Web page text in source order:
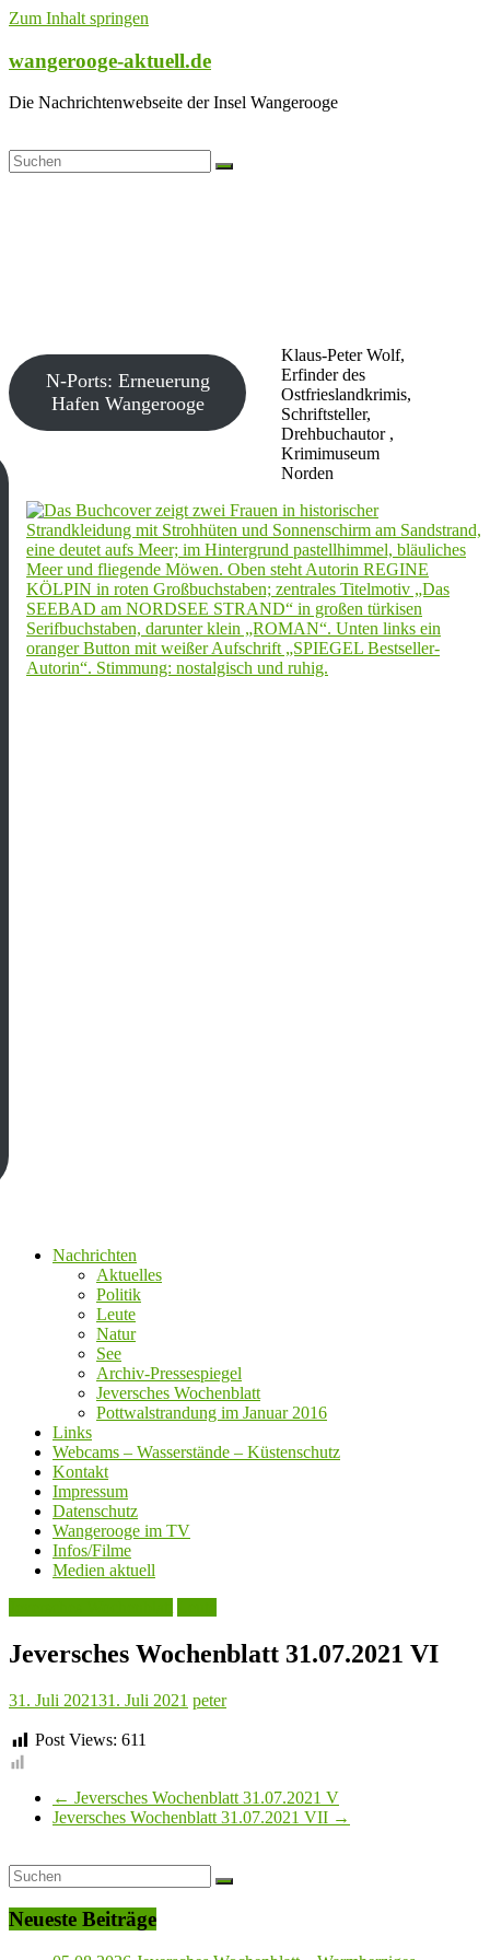
Zum Inhalt springen
wangerooge-aktuell.de
Die Nachrichtenwebseite der Insel Wangerooge
Klaus-Peter Wolf,
Erfinder des
Ostfrieslandkrimis,
Schriftsteller,
Drehbuchautor ,
Krimimuseum
Norden
N-Ports: Erneuerung
Hafen Wangerooge
Nachrichten
Aktuelles
Politik
Leute
Natur
See
Archiv-Pressespiegel
Jeversches Wochenblatt
Pottwalstrandung im Januar 2016
Links
Webcams – Wasserstände – Küstenschutz
Kontakt
Impressum
Datenschutz
Wangerooge im TV
Infos/Filme
Medien aktuell
Jeversches Wochenblatt 31.07.2021 VI
31. Juli 202131. Juli 2021 peter
Post Views: 611
← Jeversches Wochenblatt 31.07.2021 V
Jeversches Wochenblatt 31.07.2021 VII →
Neueste Beiträge